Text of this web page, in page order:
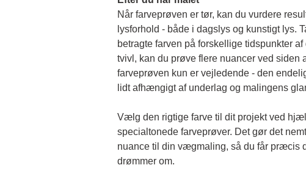
Når farveprøven er tør, kan du vurdere
lysforhold - både i dagslys og kunstigt lys.
betragte farven på forskellige tidspunkter
tvivl, kan du prøve flere nuancer ved siden
farveprøven kun er vejledende - den
lidt afhængigt af underlag og malingens
Vælg den rigtige farve til dit projekt ved
specialtonede farveprøver. Det gør det
nuance til din vægmaling, så du får præcis
drømmer om.